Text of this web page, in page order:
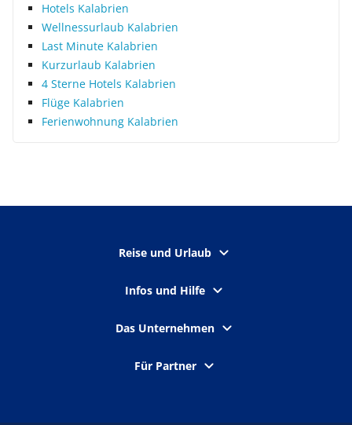
Hotels Kalabrien
Wellnessurlaub Kalabrien
Last Minute Kalabrien
Kurzurlaub Kalabrien
4 Sterne Hotels Kalabrien
Flüge Kalabrien
Ferienwohnung Kalabrien
Reise und Urlaub
Infos und Hilfe
Das Unternehmen
Für Partner